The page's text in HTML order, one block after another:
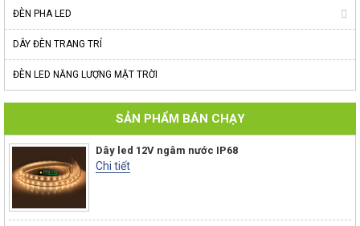
ĐÈN PHA LED
DÂY ĐÈN TRANG TRÍ
ĐÈN LED NĂNG LƯỢNG MẶT TRỜI
SẢN PHẨM BÁN CHẠY
Dây led 12V ngâm nước IP68
Chi tiết